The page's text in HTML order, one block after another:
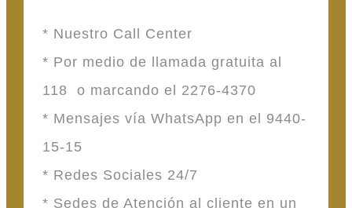
* Nuestro Call Center
* Por medio de llamada gratuita al
118 o marcando el 2276-4370
* Mensajes vía WhatsApp en el 9440-
15-15
* Redes Sociales 24/7
* Sedes de Atención al cliente en un